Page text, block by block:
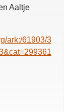
Aaltje
ark:/61903/3